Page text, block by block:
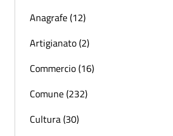
Anagrafe (12)
Artigianato (2)
Commercio (16)
Comune (232)
Cultura (30)